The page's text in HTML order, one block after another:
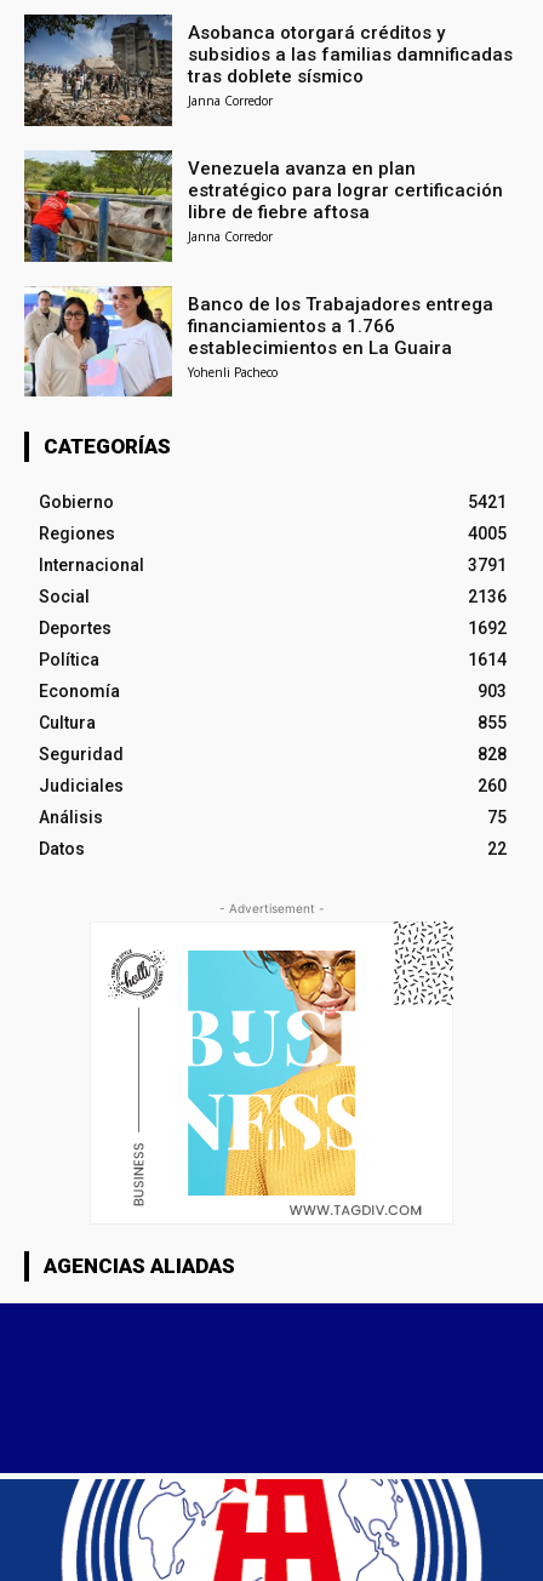
Asobanca otorgará créditos y
subsidios a las familias damnificadas
tras doblete sísmico
Janna Corredor
Venezuela avanza en plan
estratégico para lograr certificación
libre de fiebre aftosa
Janna Corredor
Banco de los Trabajadores entrega
financiamientos a 1.766
establecimientos en La Guaira
Yohenli Pacheco
CATEGORÍAS
Gobierno
5421
Regiones
4005
Internacional
3791
Social
2136
Deportes
1692
Política
1614
Economía
903
Cultura
855
Seguridad
828
Judiciales
260
Análisis
75
Datos
22
- Advertisement -
AGENCIAS ALIADAS